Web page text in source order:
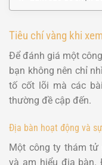
Tiêu chí vàng khi
Để đánh giá một
bạn không nên chỉ
tố cốt lõi mà các
thường đề cập đến.
Địa bàn hoạt động và
Một công ty thám
và am hiểu địa bàn.